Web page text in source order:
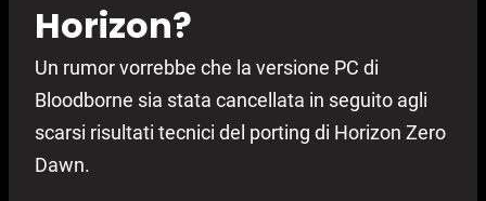
Horizon?
Un rumor vorrebbe che la versione PC di
Bloodborne sia stata cancellata in seguito agli
scarsi risultati tecnici del porting di Horizon Zero
Dawn.